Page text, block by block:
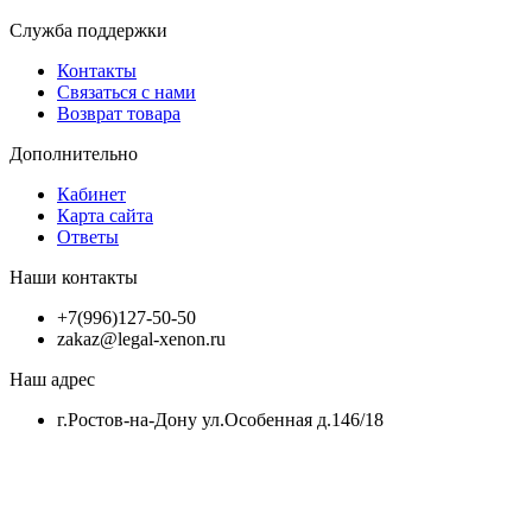
Служба поддержки
Контакты
Связаться с нами
Возврат товара
Дополнительно
Кабинет
Карта сайта
Ответы
Наши контакты
+7(996)127-50-50
zakaz@legal-xenon.ru
Наш адрес
г.Ростов-на-Дону ул.Особенная д.146/18